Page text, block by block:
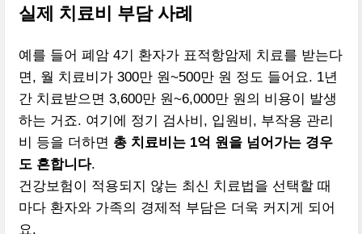
실제 치료비 부담 사례
예를 들어 폐암 4기 환자가 표적항암제 치료를 받는다
면, 월 치료비가 300만 원~500만 원 정도 들어요. 1년
간 치료받으면 3,600만 원~6,000만 원의 비용이 발생
하는 거죠. 여기에 정기 검사비, 입원비, 부작용 관리
비 등을 더하면 총 치료비는 1억 원을 넘어가는 경우
도 흔합니다.
건강보험이 적용되지 않는 최신 치료법을 선택할 때
마다 환자와 가족의 경제적 부담은 더욱 커지게 되어
요.